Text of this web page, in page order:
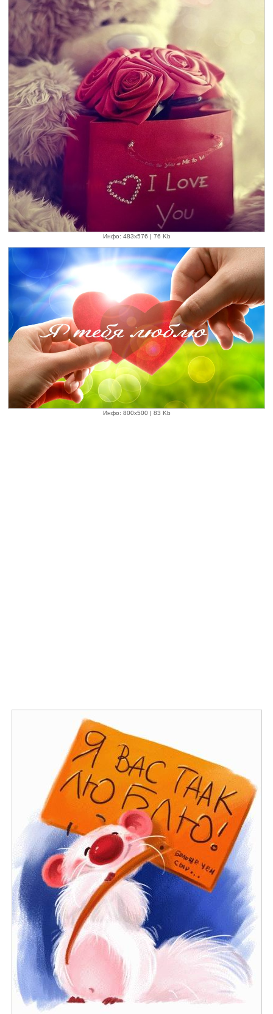
Инфо: 483х576 | 76 Kb
Инфо: 800х500 | 83 Kb